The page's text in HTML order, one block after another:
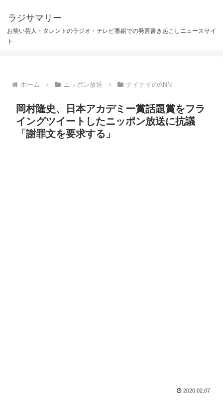
ラジサマリー
お笑い芸人・タレントのラジオ・テレビ番組での発言書き起こしニュースサイ
ト
ホーム ニッポン放送 ナイナイのANN
岡村隆史、日本アカデミー賞話題賞をフラ
イングツイートしたニッポン放送に抗議
「謝罪文を要求する」
2020.02.07